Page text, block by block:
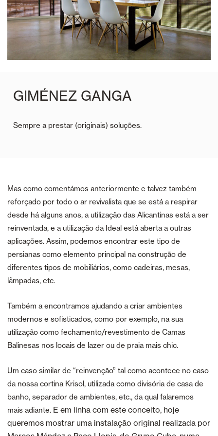
GIMÉNEZ GANGA
Sempre a prestar (originais) soluções.
Mas como comentámos anteriormente e talvez também
reforçado por todo o ar revivalista que se está a respirar
desde há alguns anos, a utilização das Alicantinas está a ser
reinventada, e a utilização da Ideal está aberta a outras
aplicações. Assim, podemos encontrar este tipo de
persianas como elemento principal na construção de
diferentes tipos de mobiliários, como cadeiras, mesas,
lâmpadas, etc.
Também a encontramos ajudando a criar ambientes
modernos e sofisticados, como por exemplo, na sua
utilização como fechamento/revestimento de Camas
Balinesas nos locais de lazer ou de praia mais chic.
Um caso similar de “reinvenção” tal como acontece no caso
da nossa cortina Krisol, utilizada como divisória de casa de
banho, separador de ambientes, etc., da qual falaremos
mais adiante. E em linha com este conceito, hoje
queremos mostrar uma instalação original realizada por